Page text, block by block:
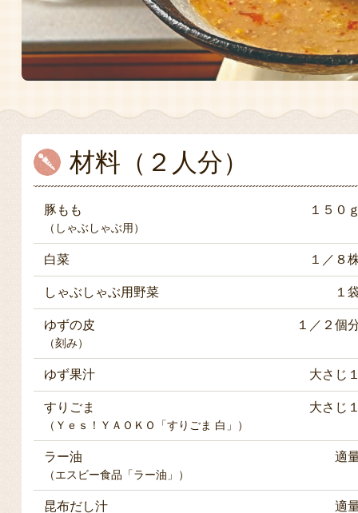
材料（２人分）
豚もも １５０
（しゃぶしゃぶ用）
白菜 １／８
しゃぶしゃぶ用野菜 １
ゆずの皮 １／２個
（刻み）
ゆず果汁 大さじ
すりごま 大さじ
（Ｙｅｓ！ＹＡＯＫＯ「すりごま 白」）
ラー油 適
（エスビー食品「ラー油」）
昆布だし汁 適